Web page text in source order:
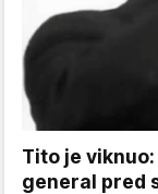
Tito je
general pred